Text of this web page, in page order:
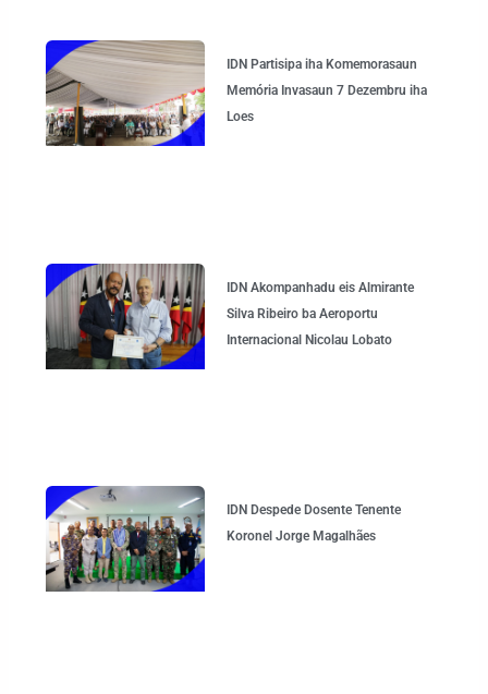
IDN Partisipa iha Komemorasaun
Memória Invasaun 7 Dezembru iha
Loes
IDN Akompanhadu eis Almirante
Silva Ribeiro ba Aeroportu
Internacional Nicolau Lobato
IDN Despede Dosente Tenente
Koronel Jorge Magalhães